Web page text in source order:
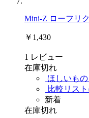
Mini-Z ローフリ
￥1,430
1 レビュー
在庫切れ
ほしいも
比較リス
新着
在庫切れ